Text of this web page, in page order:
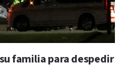
familia para despedir